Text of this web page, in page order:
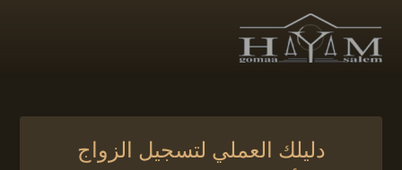
دليلك العملي لتسجيل الزواج